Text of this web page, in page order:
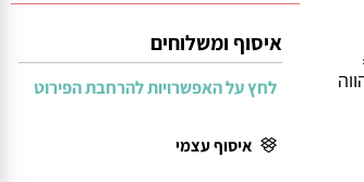
איסוף ומשלוחים